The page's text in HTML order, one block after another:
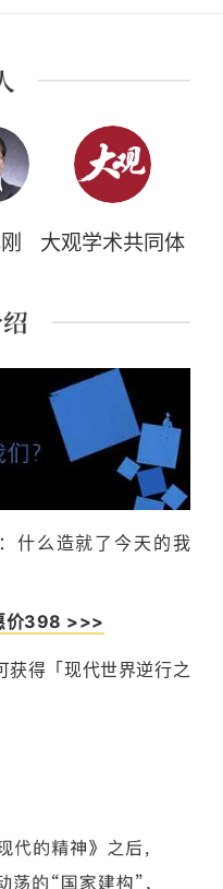
大观学术共同体
什么造就了今天的我
价398 >>>
获得「现代世界逆行之